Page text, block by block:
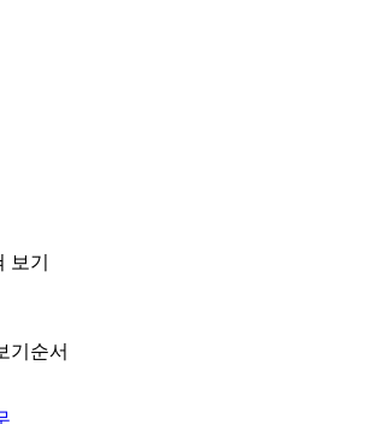
보기
기순서